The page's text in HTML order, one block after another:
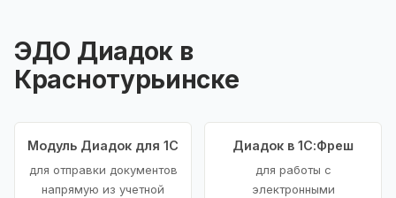
ЭДО Диадок в
Краснотурьинске
Модуль Диадок для 1С
для отправки документов
напрямую из учетной
Диадок в 1С:Фреш
для работы с
электронными